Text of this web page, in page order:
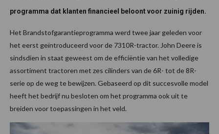
programma dat klanten financieel beloont voor zuinig rijden.
Het Brandstofgarantieprogramma werd twee jaar geleden voor
het eerst geïntroduceerd voor de 7310R-tractor. John Deere is
sindsdien in staat geweest om de efficiëntie van het volledige
assortiment tractoren met zes cilinders van de 6R- tot de 8R-
serie op de weg te bewijzen. Gebaseerd op dit succesvolle model
heeft het bedrijf nu besloten om het programma ook uit te
breiden voor toepassingen in het veld.